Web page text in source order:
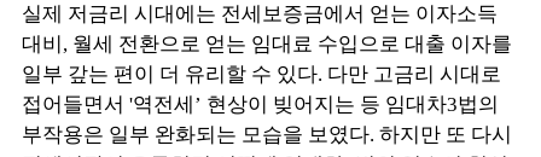
실제 저금리 시대에는 전세보증금에서 얻는 이자소득
대비, 월세 전환으로 얻는 임대료 수입으로 대출 이자를
일부 갚는 편이 더 유리할 수 있다. 다만 고금리 시대로
접어들면서 '역전세’ 현상이 빚어지는 등 임대차3법의
부작용은 일부 완화되는 모습을 보였다. 하지만 또 다시